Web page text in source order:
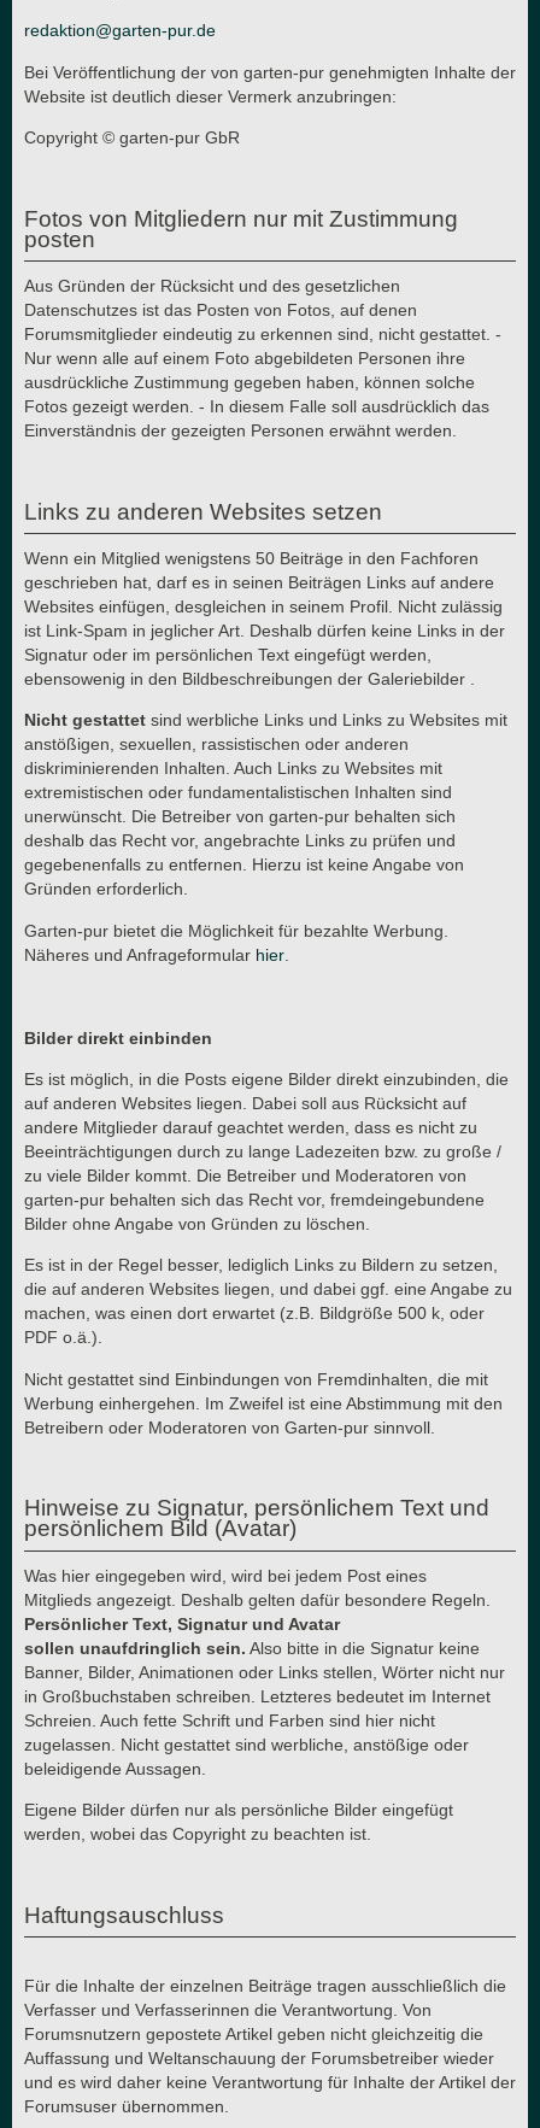
redaktion@garten-pur.de
Bei Veröffentlichung der von garten-pur genehmigten Inhalte der
Website ist deutlich dieser Vermerk anzubringen:
Copyright © garten-pur GbR
Fotos von Mitgliedern nur mit Zustimmung
posten
Aus Gründen der Rücksicht und des gesetzlichen
Datenschutzes ist das Posten von Fotos, auf denen
Forumsmitglieder eindeutig zu erkennen sind, nicht gestattet. -
Nur wenn alle auf einem Foto abgebildeten Personen ihre
ausdrückliche Zustimmung gegeben haben, können solche
Fotos gezeigt werden. - In diesem Falle soll ausdrücklich das
Einverständnis der gezeigten Personen erwähnt werden.
Links zu anderen Websites setzen
Wenn ein Mitglied wenigstens 50 Beiträge in den Fachforen
geschrieben hat, darf es in seinen Beiträgen Links auf andere
Websites einfügen, desgleichen in seinem Profil. Nicht zulässig
ist Link-Spam in jeglicher Art. Deshalb dürfen keine Links in der
Signatur oder im persönlichen Text eingefügt werden,
ebensowenig in den Bildbeschreibungen der Galeriebilder .
Nicht gestattet sind werbliche Links und Links zu Websites mit
anstößigen, sexuellen, rassistischen oder anderen
diskriminierenden Inhalten. Auch Links zu Websites mit
extremistischen oder fundamentalistischen Inhalten sind
unerwünscht. Die Betreiber von garten-pur behalten sich
deshalb das Recht vor, angebrachte Links zu prüfen und
gegebenenfalls zu entfernen. Hierzu ist keine Angabe von
Gründen erforderlich.
Garten-pur bietet die Möglichkeit für bezahlte Werbung.
Näheres und Anfrageformular hier
Bilder direkt einbinden
Es ist möglich, in die Posts eigene Bilder direkt einzubinden, die
auf anderen Websites liegen. Dabei soll aus Rücksicht auf
andere Mitglieder darauf geachtet werden, dass es nicht zu
Beeinträchtigungen durch zu lange Ladezeiten bzw. zu große /
zu viele Bilder kommt. Die Betreiber und Moderatoren von
garten-pur behalten sich das Recht vor, fremdeingebundene
Bilder ohne Angabe von Gründen zu löschen.
Es ist in der Regel besser, lediglich Links zu Bildern zu setzen,
die auf anderen Websites liegen, und dabei ggf. eine Angabe zu
machen, was einen dort erwartet (z.B. Bildgröße 500 k, oder
PDF o.ä.).
Nicht gestattet sind Einbindungen von Fremdinhalten, die mit
Werbung einhergehen. Im Zweifel ist eine Abstimmung mit den
Betreibern oder Moderatoren von Garten-pur sinnvoll.
Hinweise zu Signatur, persönlichem Text und
persönlichem Bild (Avatar)
Was hier eingegeben wird, wird bei jedem Post eines
Mitglieds angezeigt. Deshalb gelten dafür besondere Regeln.
Persönlicher Text, Signatur und Avatar
sollen unaufdringlich sein. Also bitte in die Signatur keine
Banner, Bilder, Animationen oder Links stellen, Wörter nicht nur
in Großbuchstaben schreiben. Letzteres bedeutet im Internet
Schreien. Auch fette Schrift und Farben sind hier nicht
zugelassen. Nicht gestattet sind werbliche, anstößige oder
beleidigende Aussagen.
Eigene Bilder dürfen nur als persönliche Bilder eingefügt
werden, wobei das Copyright zu beachten ist.
Haftungsauschluss
Für die Inhalte der einzelnen Beiträge tragen ausschließlich die
Verfasser und Verfasserinnen die Verantwortung. Von
Forumsnutzern gepostete Artikel geben nicht gleichzeitig die
Auffassung und Weltanschauung der Forumsbetreiber wieder
und es wird daher keine Verantwortung für Inhalte der Artikel der
Forumsuser übernommen.